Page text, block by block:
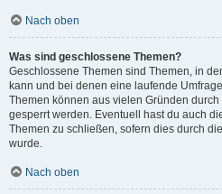
Nach oben
Was sind geschlossene Themen?
Geschlossene Themen sind Themen, in
kann und bei denen eine laufende
Themen können aus vielen Gründen
gesperrt werden. Eventuell hast du auch
Themen zu schließen, sofern dies durch
wurde.
Nach oben